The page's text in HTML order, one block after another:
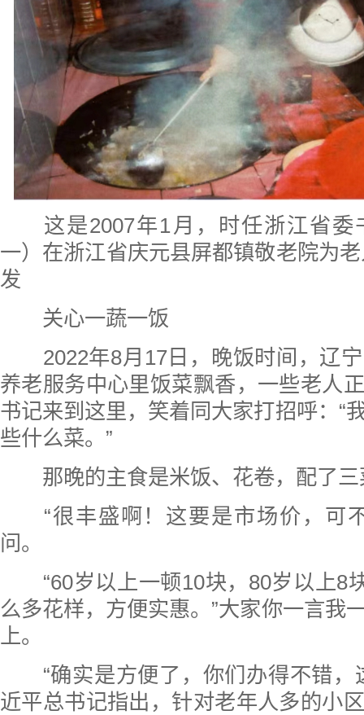
这是2007年1月，时任浙江省委
一）在浙江省庆元县屏都镇敬老院为
发
关心一蔬一饭
2022年8月17日，晚饭时间，辽
养老服务中心里饭菜飘香，一些老人
书记来到这里，笑着同大家打招呼：“
些什么菜。”
那晚的主食是米饭、花卷，配了三
“很丰盛啊！这要是市场价，可
问。
“60岁以上一顿10块，80岁以上8
么多花样，方便实惠。”大家你一言我
上。
“确实是方便了，你们办得不错，
近平总书记指出，针对老年人多的小